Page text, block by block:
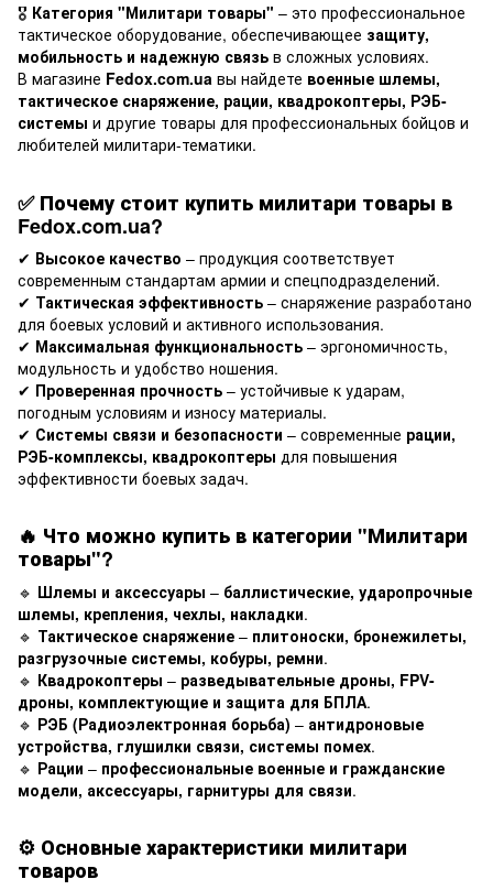
🎖 Категория "Милитари товары" – это профессиональное
тактическое оборудование, обеспечивающее защиту,
мобильность и надежную связь в сложных условиях.
В магазине Fedox.com.ua вы найдете военные шлемы,
тактическое снаряжение, рации, квадрокоптеры, РЭБ-
системы и другие товары для профессиональных бойцов и
любителей милитари-тематики.
✅Почему стоит купить милитари товары в
Fedox.com.ua?
✔ Высокое качество – продукция соответствует
современным стандартам армии и спецподразделений.
✔ Тактическая эффективность – снаряжение разработано
для боевых условий и активного использования.
✔ Максимальная функциональность – эргономичность,
модульность и удобство ношения.
✔ Проверенная прочность – устойчивые к ударам,
погодным условиям и износу материалы.
✔ Системы связи и безопасности – современные рации,
РЭБ-комплексы, квадрокоптеры для повышения
эффективности боевых задач.
🔥 Что можно купить в категории "Милитари
товары"?
🔹 Шлемы и аксессуары – баллистические, ударопрочные
шлемы, крепления, чехлы, накладки.
🔹 Тактическое снаряжение – плитоноски, бронежилеты,
разгрузочные системы, кобуры, ремни.
🔹 Квадрокоптеры – разведывательные дроны, FPV-
дроны, комплектующие и защита для БПЛА.
🔹 РЭБ (Радиоэлектронная борьба) – антидроновые
устройства, глушилки связи, системы помех.
🔹 Рации – профессиональные военные и гражданские
модели, аксессуары, гарнитуры для связи.
⚙ Основные характеристики милитари
товаров